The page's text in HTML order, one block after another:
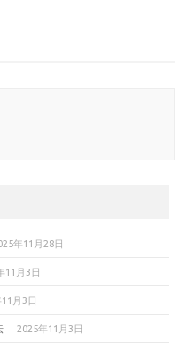
年11月28日
11月3日
月3日
2025年11月3日